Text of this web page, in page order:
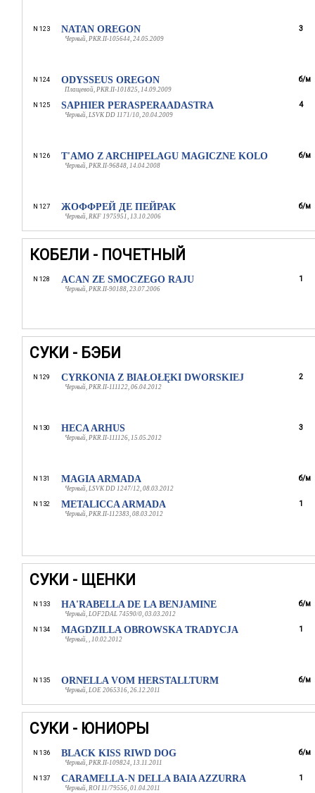
N 123 NATAN OREGON
Черный, PKR.II-105644, 24.05.2009
3
N 124 ODYSSEUS OREGON
Плащевой, PKR.II-101825, 14.09.2009
б/м
N 125 SAPHIER PERASPERAADASTRA
Черный, LSVK DD 1171/10, 20.04.2009
4
N 126 T'AMO Z ARCHIPELAGU MAGICZNE KOLO
Черный, PKR.II-96848, 14.04.2008
б/м
N 127 ЖОФФРЕЙ ДЕ ПЕЙРАК
Черный, RKF 1975951, 13.10.2006
б/м
КОБЕЛИ - ПОЧЕТНЫЙ
N 128 ACAN ZE SMOCZEGO RAJU
Черный, PKR.II-90188, 23.07.2006
1
СУКИ - БЭБИ
N 129 CYRKONIA Z BIAŁOŁĘKI DWORSKIEJ
Черный, PKR.II-111122, 06.04.2012
2
N 130 HECA ARHUS
Черный, PKR.II-111126, 15.05.2012
3
N 131 MAGIA ARMADA
Черный, LSVK DD 1247/12, 08.03.2012
б/м
N 132 METALICCA ARMADA
Черный, PKR.II-112383, 08.03.2012
1
СУКИ - ЩЕНКИ
N 133 HA'RABELLA DE LA BENJAMINE
Черный, LOF2DAL 74590/0, 03.03.2012
б/м
N 134 MAGDZILLA OBROWSKA TRADYCJA
Черный, , 10.02.2012
1
N 135 ORNELLA VOM HERSTALLTURM
Черный, LOE 2065316, 26.12.2011
б/м
СУКИ - ЮНИОРЫ
N 136 BLACK KISS RIWD DOG
Черный, PKR.II-109824, 13.11.2011
б/м
N 137 CARAMELLA-N DELLA BAIA AZZURRA
Черный, ROI 11/79556, 01.04.2011
1